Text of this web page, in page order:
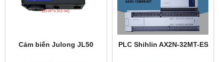
Cảm biến Julong JL50 PLC Shihlin AX2N-32MT-ES